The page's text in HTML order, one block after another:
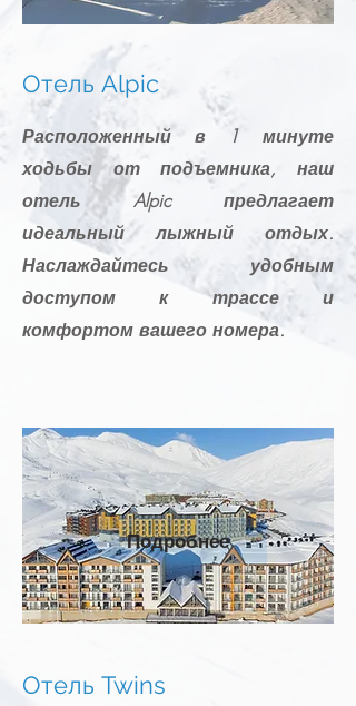
Отель Alpic
Расположенный в 1 минуте
ходьбы от подъемника, наш
отель Alpic предлагает
идеальный лыжный отдых.
Наслаждайтесь удобным
доступом к трассе и
комфортом вашего номера.
Отель Twins
Подробнее